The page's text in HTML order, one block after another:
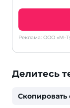
Реклама: ООО «М-
Делитесь
Скопировать